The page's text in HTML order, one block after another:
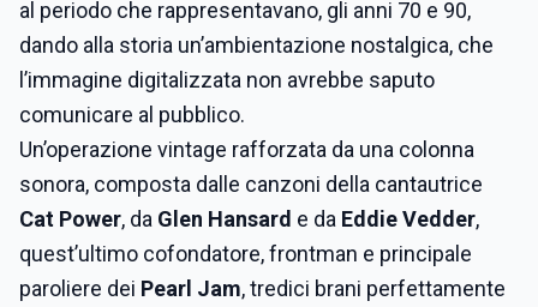
al periodo che rappresentavano, gli anni 70 e 90,
dando alla storia un’ambientazione nostalgica, che
l’immagine digitalizzata non avrebbe saputo
comunicare al pubblico.
Un’operazione vintage rafforzata da una colonna
sonora, composta dalle canzoni della cantautrice
Cat Power, da Glen Hansard e da Eddie Vedder,
quest’ultimo cofondatore, frontman e principale
paroliere dei Pearl Jam, tredici brani perfettamente